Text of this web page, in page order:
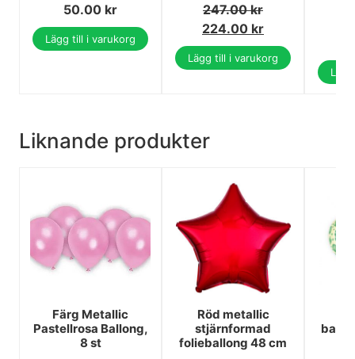
50.00 kr
Lägg till i varukorg
247.00kr
224.00 kr
Lägg till i varukorg
Liknande produkter
Färg Metallic
Pastellrosa Ballong,
8 st
Röd metallic
stjärnformad
folieballong 48 cm